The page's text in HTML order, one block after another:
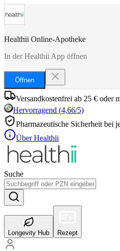
Healthii Online-Apotheke
In der Healthii App öffnen
Öffnen
Versandkostenfrei ab 25 € oder
Hervorragend (4,66/5)
Pharmazeutische Sicherheit bei
Über Healthii
Suche
Longevity Hub Rezept